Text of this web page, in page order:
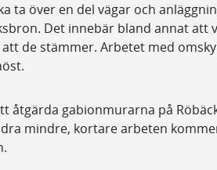
ta över en del vägar och
Det innebär bland annat att
att de stämmer. Arbetet med
åtgärda gabionmurarna på
mindre, kortare arbeten